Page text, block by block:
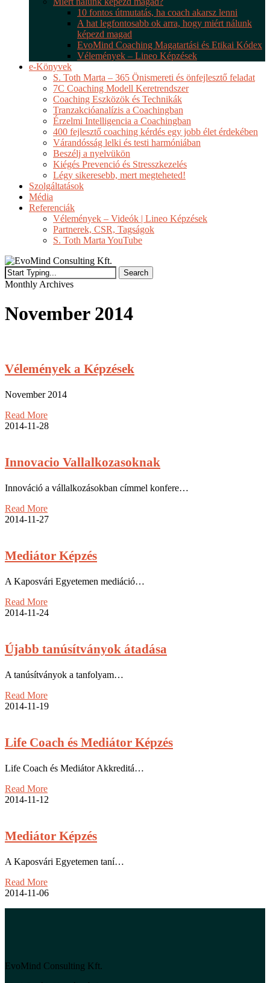
10 fontos útmutatás, ha coach akarsz lenni
A hat legfontosabb ok arra, hogy miért nálunk
képezd magad
EvoMind Coaching Magatartási és Etikai Kódex
Vélemények – Lineo Képzések
e-Könyvek
S. Toth Marta – 365 Önismereti és önfejlesztő feladat
7C Coaching Modell Keretrendszer
Coaching Eszközök és Technikák
Tranzakcióanalízis a Coachingban
Érzelmi Intelligencia a Coachingban
400 fejlesztő coaching kérdés egy jobb élet érdekében
Várandósság lelki és testi harmóniában
Beszélj a nyelvükön
Kiégés Prevenció és Stresszkezelés
Légy sikeresebb, mert megteheted!
Szolgáltatások
Média
Referenciák
Vélemények – Videók | Lineo Képzések
Partnerek, CSR, Tagságok
S. Toth Marta YouTube
Search
Close
Monthly Archives
November 2014
Vélemények a Képzések
November 2014
Read More
2014-11-28
Innovacio Vallalkozasoknak
Innováció a vállalkozásokban címmel konfere…
Read More
2014-11-27
Mediátor Képzés
A Kaposvári Egyetemen mediáció…
Read More
2014-11-24
Újabb tanúsítványok átadása
A tanúsítványok a tanfolyam…
Read More
2014-11-19
Life Coach és Mediátor Képzés
Life Coach és Mediátor Akkreditá…
Read More
2014-11-12
Mediátor Képzés
A Kaposvári Egyetemen taní…
Read More
2014-11-06
EvoMind Consulting Kft.